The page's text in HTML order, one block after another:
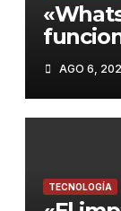
desde
2026:
sin
AGO 6,
TECNOLOGÍA